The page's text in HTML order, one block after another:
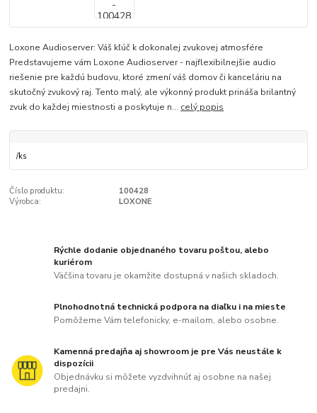
Loxone Audioserver: Váš kľúč k dokonalej zvukovej atmosfére
Predstavujeme vám Loxone Audioserver - najflexibilnejšie audio
riešenie pre každú budovu, ktoré zmení váš domov či kanceláriu na
skutočný zvukový raj. Tento malý, ale výkonný produkt prináša brilantný
zvuk do každej miestnosti a poskytuje n... celý popis
/ks
Číslo produktu:
100428
Výrobca:
LOXONE
Rýchle dodanie objednaného tovaru poštou, alebo
kuriérom
Väčšina tovaru je okamžite dostupná v našich skladoch.
Plnohodnotná technická podpora na diaľku i na mieste
Pomôžeme Vám telefonicky, e-mailom, alebo osobne.
Kamenná predajňa aj showroom je pre Vás neustále k
dispozícii
Objednávku si môžete vyzdvihnúť aj osobne na našej
predajni.